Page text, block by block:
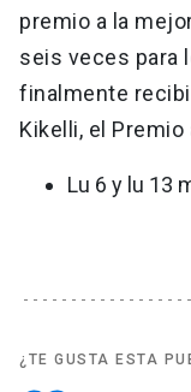
premio a la
seis veces para
finalmente
Kikelli, el
Lu 6 y lu 13
¿TE GUSTA ESTA